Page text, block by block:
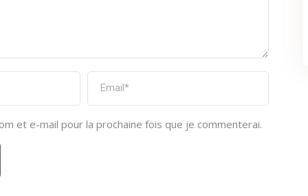
et e-mail pour la prochaine fois que je commenterai.